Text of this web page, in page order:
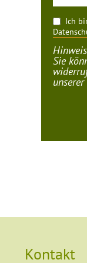
Sie
Kontakt